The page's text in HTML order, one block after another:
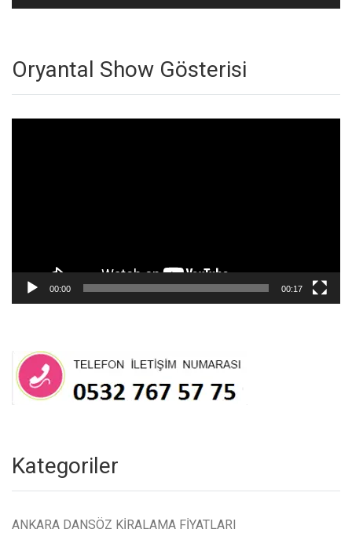
Oryantal Show Gösterisi
00:00 00:17
Kategoriler
ANKARA DANSÖZ KİRALAMA FİYATLARI